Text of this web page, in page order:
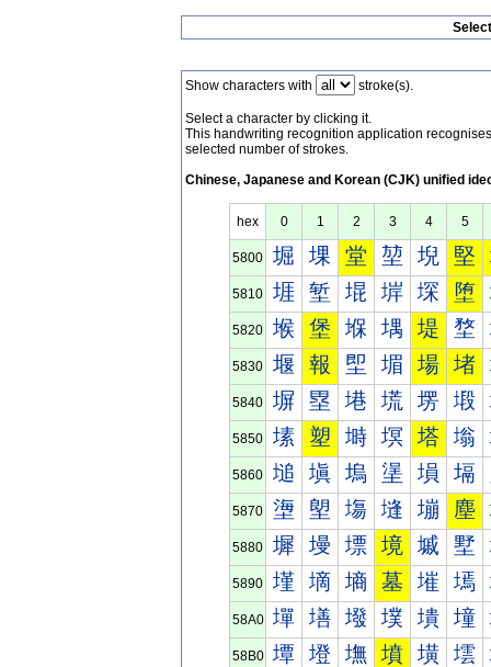
Show characters with stroke(s).
Select a character by clicking it.
This handwriting recognition application
selected number of strokes.
Chinese, Japanese and Korean (CJK) unified
hex 0 1 2 3 4 5
5800 堀 堁 堂 堃 堄 堅
5810 堐 堑 堒 堓 堔 堕
5820 堠 堡 堢 堣 堤 堥
5830 堰 報 堲 堳 場 堵
5840 塀 塁 塂 塃 塄 塅
5850 塐 塑 塒 塓 塔 塕
5860 塠 塡 塢 塣 塤 塥
5870 塰 塱 塲 塳 塴 塵
5880 墀 墁 墂 境 墄 墅
5890 墐 墑 墒 墓 墔 墕
58A0 墠 墡 墢 墣 墤 墥
58B0 墰 墱 墲 墳 墴 墵